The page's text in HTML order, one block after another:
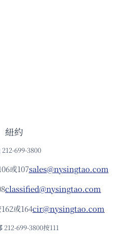
紐約
212-699-3800
或107sales@nysingtao.com
classified@nysingtao.com
或164cir@nysingtao.com
212-699-3800按111